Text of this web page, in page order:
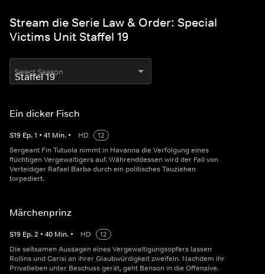
Stream die Serie Law & Order: Special
Victims Unit Staffel 19
Select Season
Ein dicker Fisch
S19 Ep.1 • 41 Min. • HD
12
Sergeant Fin Tutuola nimmt in Havanna die Verfolgung eines
flüchtigen Vergewaltigers auf. Währenddessen wird der Fall von
Verteidiger Rafael Barba durch ein politisches Tauziehen
torpediert.
Märchenprinz
S19 Ep.2 • 40 Min. • HD
12
Die seltsamen Aussagen eines Vergewaltigungsopfers lassen
Rollins und Carisi an ihrer Glaubwürdigkeit zweifeln. Nachdem ihr
Privatleben unter Beschuss gerät, geht Benson in die Offensive.